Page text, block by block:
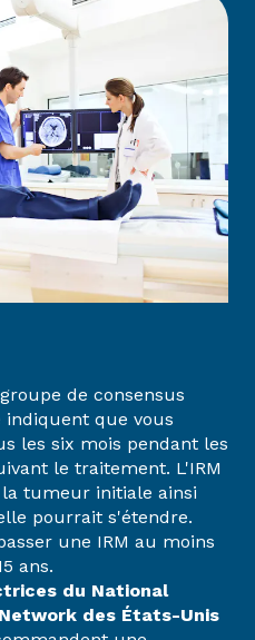
de consensus
que vous
les six mois pendant les
le traitement. L'IRM
tumeur initiale ainsi
pourrait s'étendre.
une IRM au moins
ans.
du National
des États-Unis